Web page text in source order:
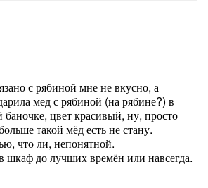
с рябиной мне не вкусно, а
мед с рябиной (на рябине?) в
цвет красивый, ну, просто
такой мёд есть не стану.
что ли, непонятной.
шкаф до лучших времён или навсегда.